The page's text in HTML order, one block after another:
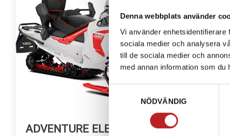
Denna webbplats använder
Vi använder
sociala medier och analysera
till de sociala medier och
med annan information som
Samtyckesval
NÖDVÄNDIG
ADVENTURE ELECTRIC